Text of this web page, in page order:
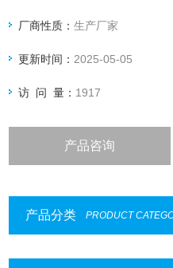
厂商性质：生产厂家
更新时间： 2025-05-05
访 问 量： 1917
产品咨询
产品分类 PRODUCT